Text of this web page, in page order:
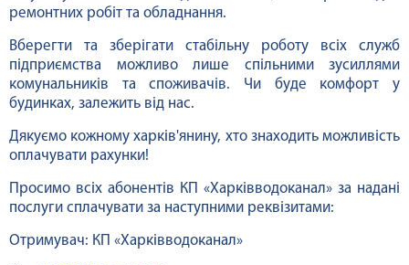
ремонтних робіт та обладнання.
Вберегти та зберігати стабільну роботу всіх служб
підприємства можливо лише спільними зусиллями
комунальників та споживачів. Чи буде комфорт у
будинках, залежить від нас.
Дякуємо кожному харків'янину, хто знаходить можливість
оплачувати рахунки!
Просимо всіх абонентів КП «Харківводоканал» за надані
послуги сплачувати за наступними реквізитами:
Отримувач: КП «Харківводоканал»